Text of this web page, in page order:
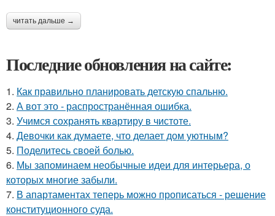
читать дальше →
Последние обновления на сайте:
1. Как правильно планировать детскую спальню.
2. А вот это - распространённая ошибка.
3. Учимся сохранять квартиру в чистоте.
4. Девочки как думаете, что делает дом уютным?
5. Поделитесь своей болью.
6. Мы запоминаем необычные идеи для интерьера, о
которых многие забыли.
7. В апартаментах теперь можно прописаться - решение
конституционного суда.